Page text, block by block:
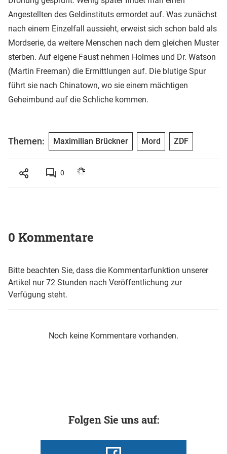
Angestellten des Geldinstituts ermordet auf. Was zunächst
nach einem Einzelfall aussieht, erweist sich schon bald als
Mordserie, da weitere Menschen nach dem gleichen Muster
sterben. Auf eigene Faust nehmen Holmes und Dr. Watson
(Martin Freeman) die Ermittlungen auf. Die blutige Spur
führt sie nach Chinatown, wo sie einem mächtigen
Geheimbund auf die Schliche kommen.
Themen: Maximilian Brückner Mord ZDF
0
0 Kommentare
Bitte beachten Sie, dass die Kommentarfunktion unserer
Artikel nur 72 Stunden nach Veröffentlichung zur
Verfügung steht.
Noch keine Kommentare vorhanden.
Folgen Sie uns auf: